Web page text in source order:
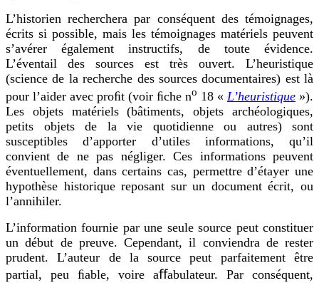
L’historien recherchera par conséquent des témoignages,
écrits si possible, mais les témoignages matériels peuvent
s’avérer également instructifs, de toute évidence.
L’éventail des sources est très ouvert. L’heuristique
(science de la recherche des sources documentaires) est là
pour l’aider avec proﬁt (voir ﬁche no 18 « L’heuristique »).
Les objets matériels (bâtiments, objets archéologiques,
petits objets de la vie quotidienne ou autres) sont
susceptibles d’apporter d’utiles informations, qu’il
convient de ne pas négliger. Ces informations peuvent
éventuellement, dans certains cas, permettre d’étayer une
hypothèse historique reposant sur un document écrit, ou
l’annihiler.
L’information fournie par une seule source peut constituer
un début de preuve. Cependant, il conviendra de rester
prudent. L’auteur de la source peut parfaitement être
partial, peu ﬁable, voire aﬀabulateur. Par conséquent,